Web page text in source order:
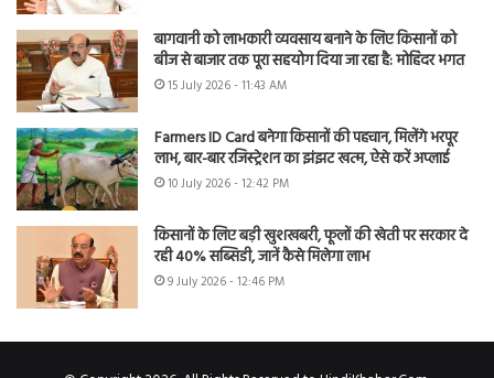
बागवानी को लाभकारी व्यवसाय बनाने के लिए किसानों को
बीज से बाजार तक पूरा सहयोग दिया जा रहा है: मोहिंदर भगत
15 July 2026 - 11:43 AM
Farmers ID Card बनेगा किसानों की पहचान, मिलेंगे भरपूर
लाभ, बार-बार रजिस्ट्रेशन का झंझट खत्म, ऐसे करें अप्लाई
10 July 2026 - 12:42 PM
किसानों के लिए बड़ी खुशखबरी, फूलों की खेती पर सरकार दे
रही 40% सब्सिडी, जानें कैसे मिलेगा लाभ
9 July 2026 - 12:46 PM